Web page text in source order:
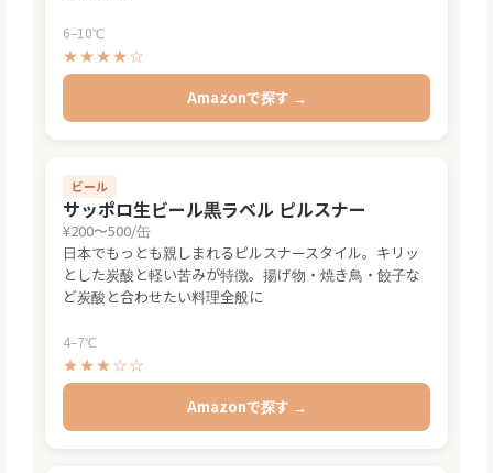
6–10℃
★★★★☆
Amazonで探す →
ビール
サッポロ生ビール黒ラベル ピルスナー
¥200〜500/缶
日本でもっとも親しまれるピルスナースタイル。キリッ
とした炭酸と軽い苦みが特徴。揚げ物・焼き鳥・餃子な
ど炭酸と合わせたい料理全般に
4–7℃
★★★☆☆
Amazonで探す →